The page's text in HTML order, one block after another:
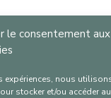
le consentement aux
expériences, nous
stocker et/ou accéder